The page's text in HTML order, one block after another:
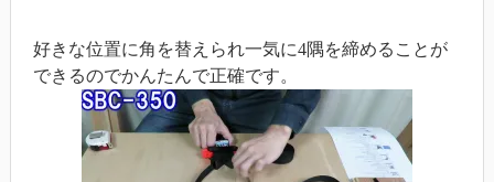
好きな位置に角を替えられ一気に4隅を締めることが
できるのでかんたんで正確です。